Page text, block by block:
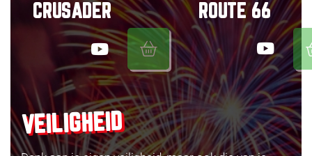
CRUSADER ROUTE 66
VEILIGHEID